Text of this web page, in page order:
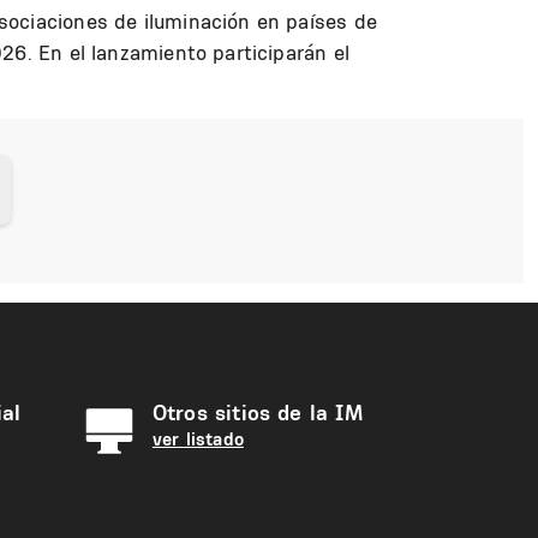
de iluminación en países de
En el lanzamiento participarán el
Otros sitios de la IM
ver listado